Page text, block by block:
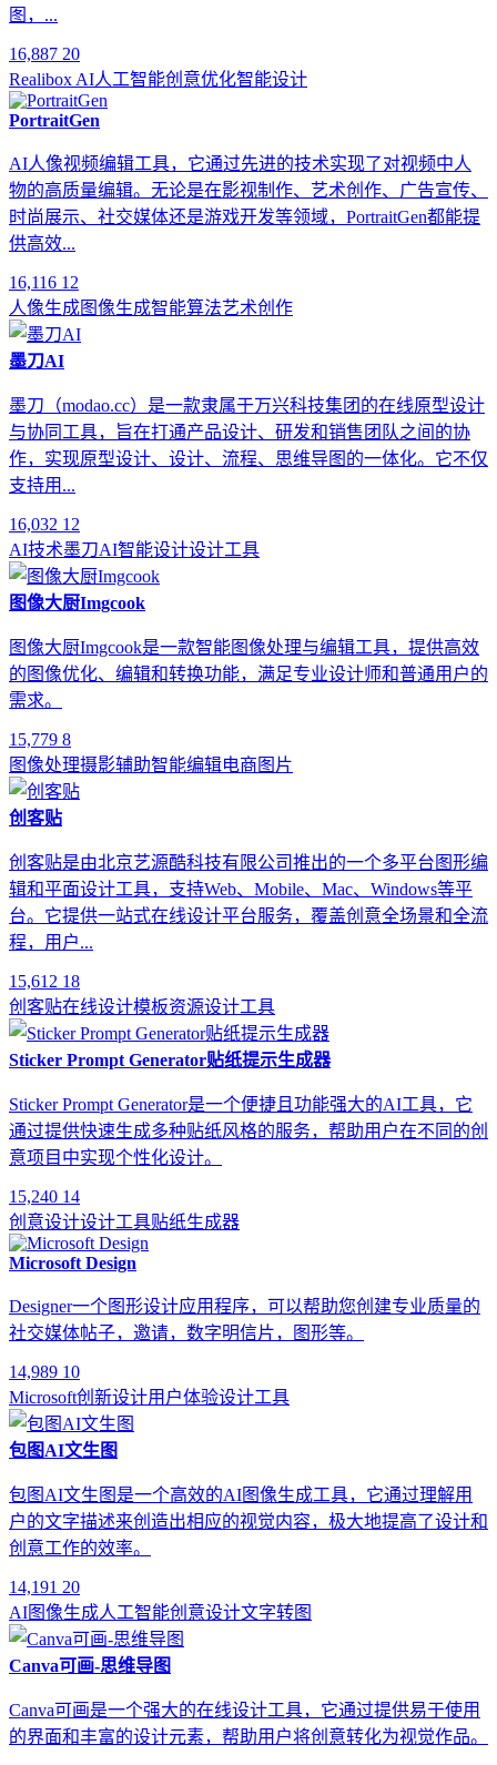
图，...
16,887 20
Realibox AI人工智能创意优化智能设计
PortraitGen
AI人像视频编辑工具，它通过先进的技术实现了对视频中人
物的高质量编辑。无论是在影视制作、艺术创作、广告宣传、
时尚展示、社交媒体还是游戏开发等领域，PortraitGen都能提
供高效...
16,116 12
人像生成图像生成智能算法艺术创作
墨刀AI
墨刀（modao.cc）是一款隶属于万兴科技集团的在线原型设计
与协同工具，旨在打通产品设计、研发和销售团队之间的协
作，实现原型设计、设计、流程、思维导图的一体化。它不仅
支持用...
16,032 12
AI技术墨刀AI智能设计设计工具
图像大厨Imgcook
图像大厨Imgcook是一款智能图像处理与编辑工具，提供高效
的图像优化、编辑和转换功能，满足专业设计师和普通用户的
需求。
15,779 8
图像处理摄影辅助智能编辑电商图片
创客贴
创客贴是由北京艺源酷科技有限公司推出的一个多平台图形编
辑和平面设计工具，支持Web、Mobile、Mac、Windows等平
台。它提供一站式在线设计平台服务，覆盖创意全场景和全流
程，用户...
15,612 18
创客贴在线设计模板资源设计工具
Sticker Prompt Generator贴纸提示生成器
Sticker Prompt Generator是一个便捷且功能强大的AI工具，它
通过提供快速生成多种贴纸风格的服务，帮助用户在不同的创
意项目中实现个性化设计。
15,240 14
创意设计设计工具贴纸生成器
Microsoft Design
Designer一个图形设计应用程序，可以帮助您创建专业质量的
社交媒体帖子，邀请，数字明信片，图形等。
14,989 10
Microsoft创新设计用户体验设计工具
包图AI文生图
包图AI文生图是一个高效的AI图像生成工具，它通过理解用
户的文字描述来创造出相应的视觉内容，极大地提高了设计和
创意工作的效率。
14,191 20
AI图像生成人工智能创意设计文字转图
Canva可画-思维导图
Canva可画是一个强大的在线设计工具，它通过提供易于使用
的界面和丰富的设计元素，帮助用户将创意转化为视觉作品。